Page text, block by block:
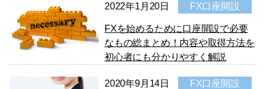
2022年1月20日 FX口座開設
FXを始めるために口座開設で必要
なもの総まとめ！内容や取得方法を
初心者にも分かりやすく解説
2020年9月14日 FX口座開設